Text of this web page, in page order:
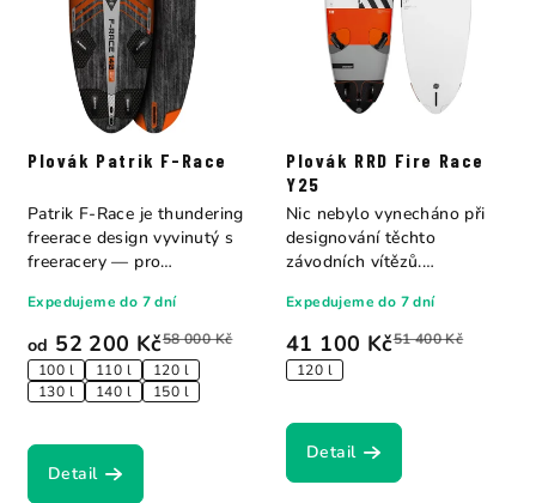
Plovák Patrik F-Race
od 52 200 Kč58 000 Kč
100 l 110 l
120 l
130 l
140 l 150 l
Expedujeme do 7 dní
Detail
Patrik F-Race je thundering
freerace design vyvinutý s
freeracery — pro
Plovák RRD Fire Race
Y25
41 100 Kč51 400 Kč
120 l
Expedujeme do 7 dní
Detail
Nic nebylo vynecháno při
designování těchto
závodních vítězů.